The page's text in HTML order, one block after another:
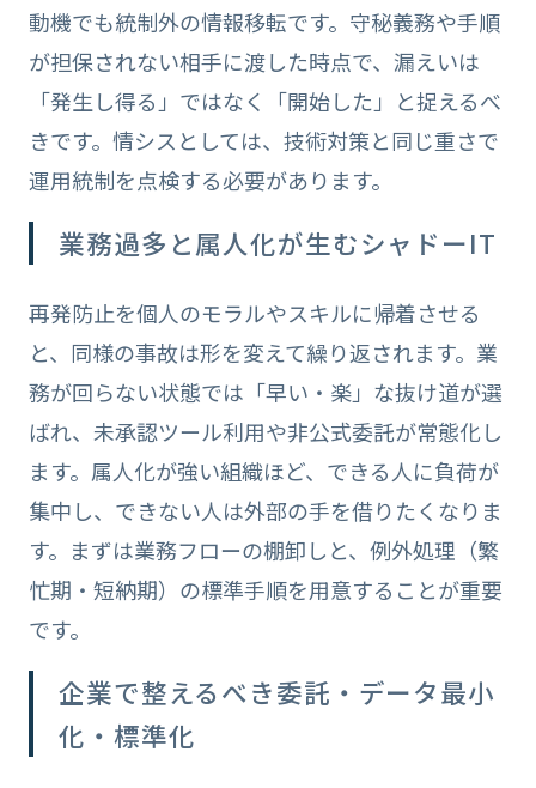
動機でも統制外の情報移転です。守秘義務や手順
が担保されない相手に渡した時点で、漏えいは
「発生し得る」ではなく「開始した」と捉えるべ
きです。情シスとしては、技術対策と同じ重さで
運用統制を点検する必要があります。
業務過多と属人化が生むシャドーIT
再発防止を個人のモラルやスキルに帰着させる
と、同様の事故は形を変えて繰り返されます。業
務が回らない状態では「早い・楽」な抜け道が選
ばれ、未承認ツール利用や非公式委託が常態化し
ます。属人化が強い組織ほど、できる人に負荷が
集中し、できない人は外部の手を借りたくなりま
す。まずは業務フローの棚卸しと、例外処理（繁
忙期・短納期）の標準手順を用意することが重要
です。
企業で整えるべき委託・データ最小
化・標準化